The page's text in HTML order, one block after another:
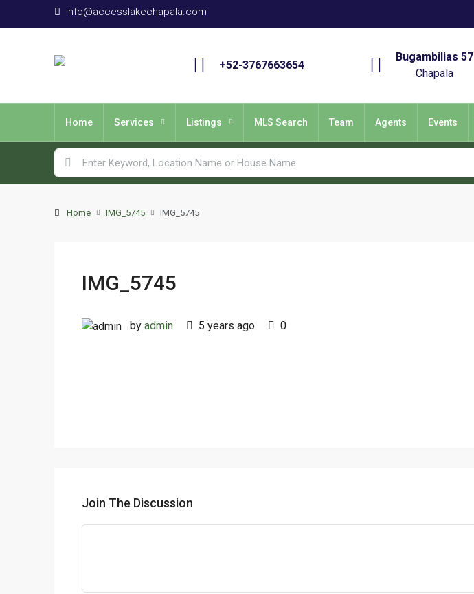
info@accesslakechapala.com
+52-3767663654
Bugambilias 57
Chapala
Home Services Listings MLS Search Team Agents Events
Home IMG_5745 IMG_5745
IMG_5745
by admin 5 years ago 0
Join The Discussion